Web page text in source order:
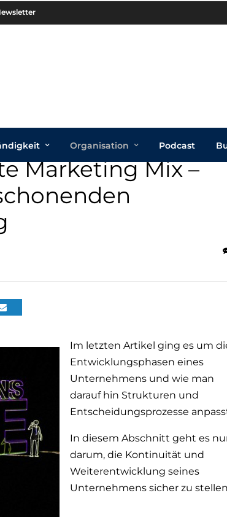
Organisation Podcast
Marketing Mix –
Im letzten Artikel ging es um
Entwicklungsphasen eines
Unternehmens und wie man
darauf hin Strukturen und
Entscheidungsprozesse
In diesem Abschnitt geht es
darum, die Kontinuität und
Weiterentwicklung seines
Unternehmens sicher zu